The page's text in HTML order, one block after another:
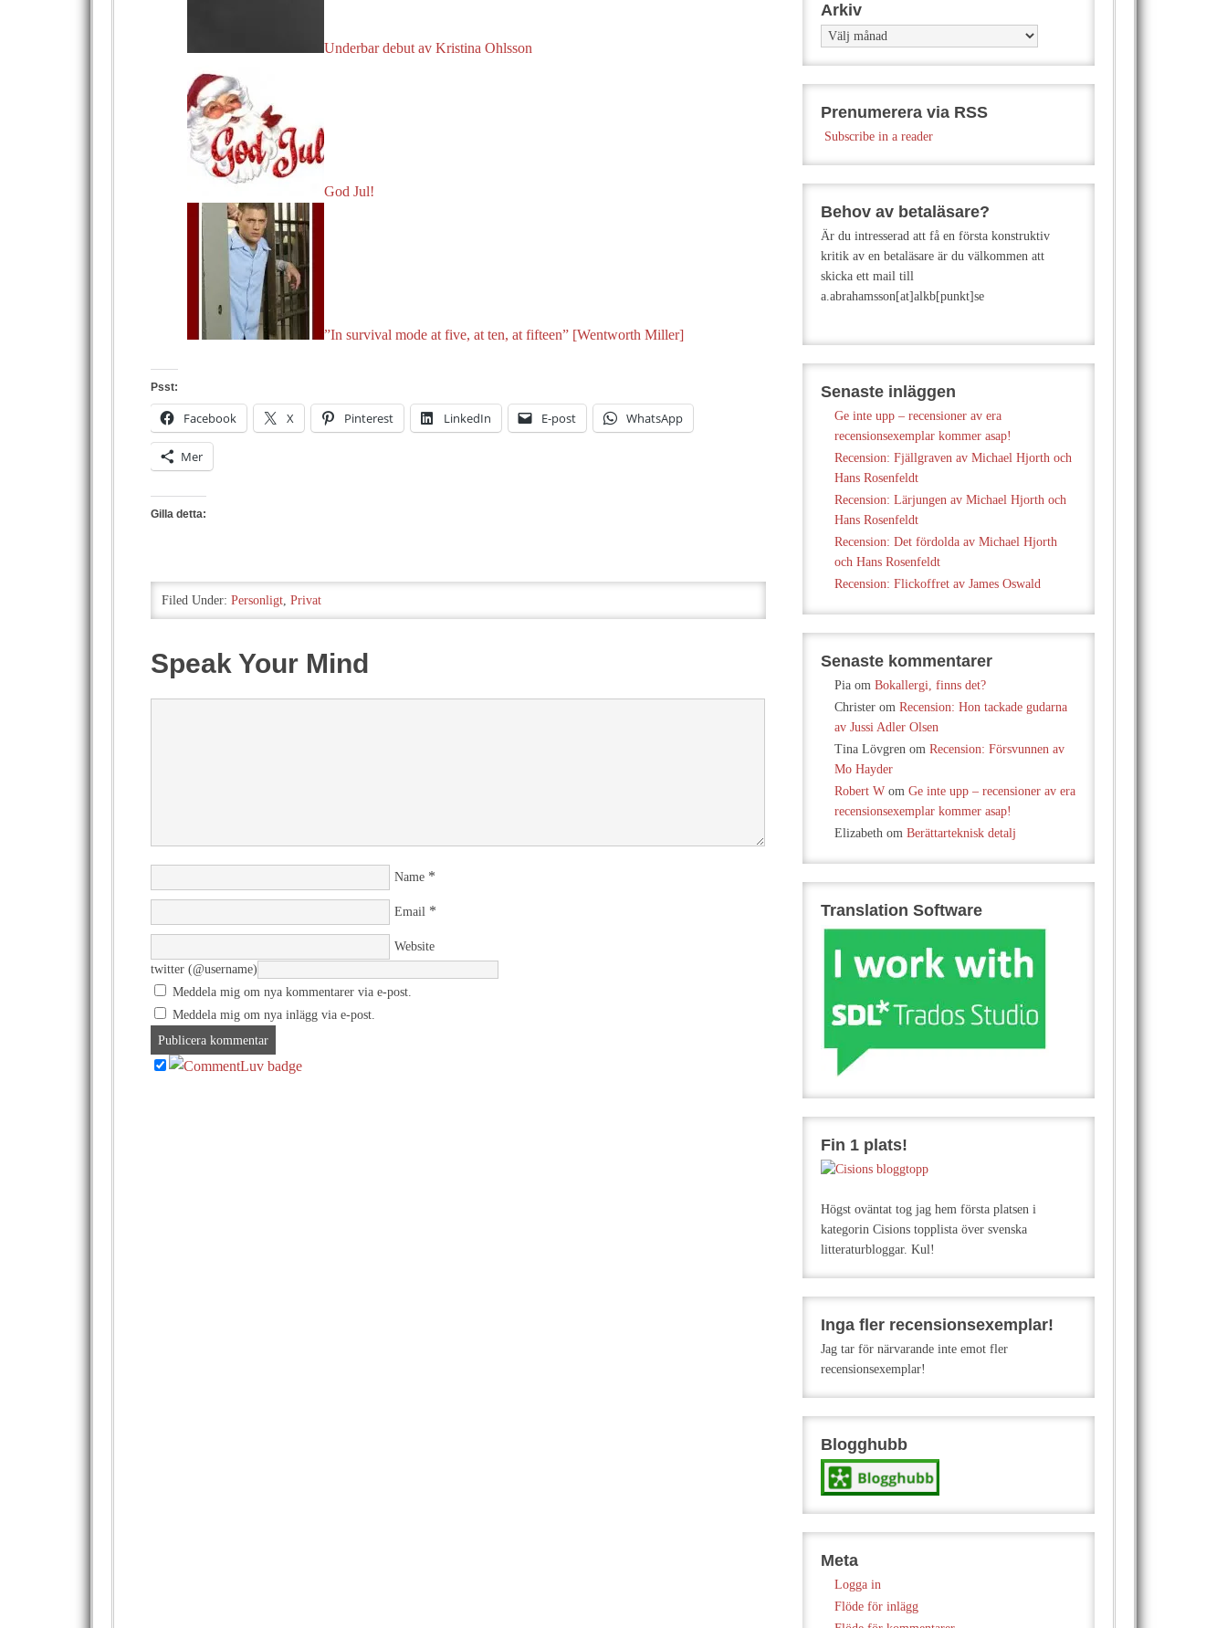
Underbar debut av Kristina Ohlsson
God Jul!
”In survival mode at five, at ten, at fifteen” [Wentworth Miller]
Psst:
Facebook X Pinterest LinkedIn E-post WhatsApp
Mer
Gilla detta:
Filed Under: Personligt, Privat
Speak Your Mind
Name *
Email *
Website
twitter (@username)
Meddela mig om nya kommentarer via e-post.
Meddela mig om nya inlägg via e-post.
Arkiv
Arkiv
Prenumerera via RSS
Subscribe in a reader
Behov av betaläsare?
Är du intresserad att få en första konstruktiv
kritik av en betaläsare är du välkommen att
skicka ett mail till
a.abrahamsson[at]alkb[punkt]se
Senaste inläggen
Ge inte upp – recensioner av era
recensionsexemplar kommer asap!
Recension: Fjällgraven av Michael Hjorth och
Hans Rosenfeldt
Recension: Lärjungen av Michael Hjorth och
Hans Rosenfeldt
Recension: Det fördolda av Michael Hjorth
och Hans Rosenfeldt
Recension: Flickoffret av James Oswald
Senaste kommentarer
Pia om Bokallergi, finns det?
Christer om Recension: Hon tackade gudarna
av Jussi Adler Olsen
Tina Lövgren om Recension: Försvunnen av
Mo Hayder
Robert W om Ge inte upp – recensioner av era
recensionsexemplar kommer asap!
Elizabeth om Berättarteknisk detalj
Translation Software
Fin 1 plats!
Högst oväntat tog jag hem första platsen i
kategorin Cisions topplista över svenska
litteraturbloggar. Kul!
Inga fler recensionsexemplar!
Jag tar för närvarande inte emot fler
recensionsexemplar!
Blogghubb
Meta
Logga in
Flöde för inlägg